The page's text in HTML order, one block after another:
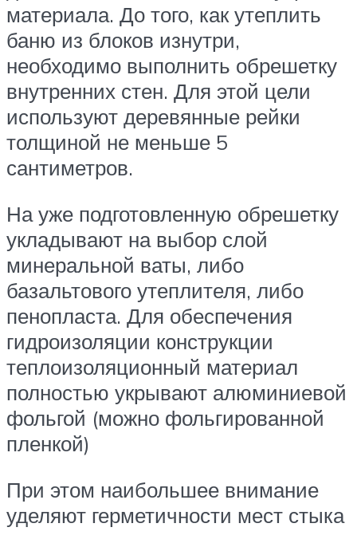
материала. До того, как утеплить
баню из блоков изнутри,
необходимо выполнить обрешетку
внутренних стен. Для этой цели
используют деревянные рейки
толщиной не меньше 5
сантиметров.
На уже подготовленную обрешетку
укладывают на выбор слой
минеральной ваты, либо
базальтового утеплителя, либо
пенопласта. Для обеспечения
гидроизоляции конструкции
теплоизоляционный материал
полностью укрывают алюминиевой
фольгой (можно фольгированной
пленкой)
При этом наибольшее внимание
уделяют герметичности мест стыка